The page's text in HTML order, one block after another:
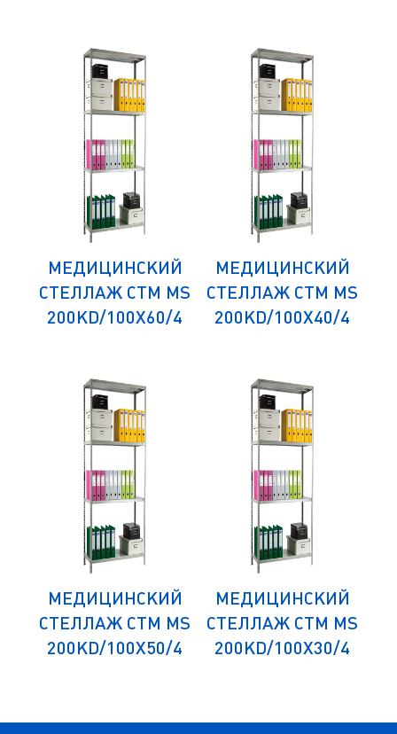
МЕДИЦИНСКИЙ
СТЕЛЛАЖ СТМ MS
200KD/100Х60/4
МЕДИЦИНСКИЙ
СТЕЛЛАЖ СТМ MS
200KD/100Х50/4
МЕДИЦИНСКИЙ
СТЕЛЛАЖ СТМ MS
200KD/100Х40/4
МЕДИЦИНСКИЙ
СТЕЛЛАЖ СТМ MS
200KD/100Х30/4